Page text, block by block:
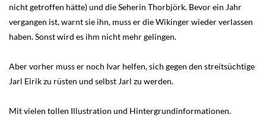
nicht getroffen hätte) und die Seherin Thorbjörk. Bevor ein Jahr
vergangen ist, warnt sie ihn, muss er die Wikinger wieder verlassen
haben. Sonst wird es ihm nicht mehr gelingen.
Aber vorher muss er noch Ivar helfen, sich gegen den streitsüchtige
Jarl Eirik zu rüsten und selbst Jarl zu werden.
Mit vielen tollen Illustration und Hintergrundinformationen.